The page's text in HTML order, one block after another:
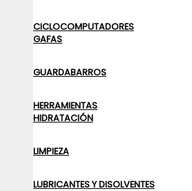
CICLOCOMPUTADORES
GAFAS
GUARDABARROS
HERRAMIENTAS
HIDRATACIÓN
LIMPIEZA
LUBRICANTES Y DISOLVENTES